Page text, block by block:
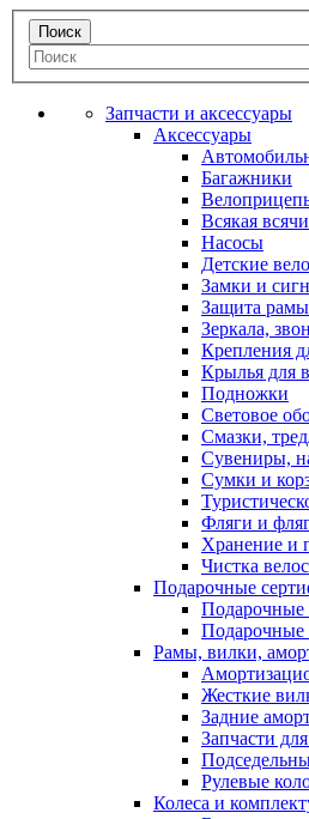
Запчасти и аксессуары
Аксессуары
Багажники
Всякая
Насосы
Детские
Замки и
Защита
Зеркала,
Крепления
Крылья для
Подножки
Световое
Смазки,
Сувениры,
Сумки и
Фляги и
Хранение и
Чистка
Подарочные
Подарочные
Подарочные
Рамы, вилки,
Жесткие
Задние
Запчасти
Рулевые
Колеса и